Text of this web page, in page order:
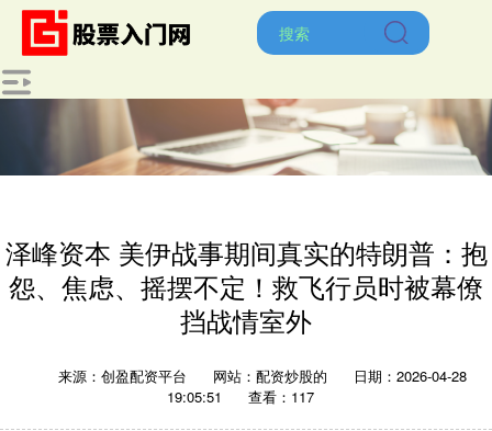
泽峰资本 美伊战事期间真实的特朗普：抱
怨、焦虑、摇摆不定！救飞行员时被幕僚
挡战情室外
来源：创盈配资平台 网站：配资炒股的
日期：2026-04-28
19:05:51
查看：117